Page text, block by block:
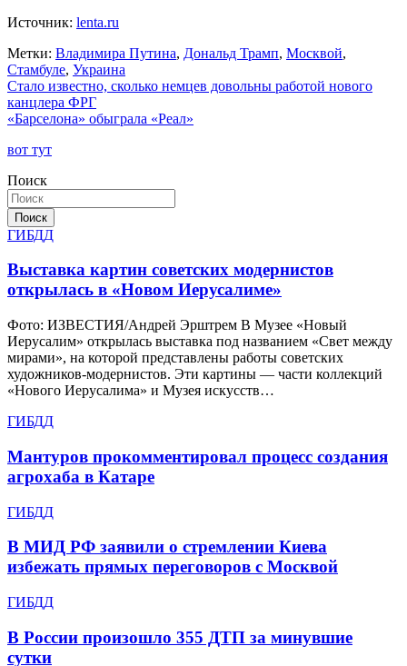
Источник: lenta.ru
Метки: Владимира Путина, Дональд Трамп, Москвой,
Стамбуле, Украина
Навигация
по
Стало известно, сколько немцев довольны работой нового
канцлера ФРГ
«Барселона» обыграла «Реал»
вот тут
Поиск
Поиск
ГИБДД
Выставка картин советских модернистов
открылась в «Новом Иерусалиме»
Фото: ИЗВЕСТИЯ/Андрей Эрштрем В Музее «Новый
Иерусалим» открылась выставка под названием «Свет между
мирами», на которой представлены работы советских
художников-модернистов. Эти картины — части коллекций
«Нового Иерусалима» и Музея искусств…
ГИБДД
Мантуров прокомментировал процесс создания
агрохаба в Катаре
ГИБДД
В МИД РФ заявили о стремлении Киева
избежать прямых переговоров с Москвой
ГИБДД
В России произошло 355 ДТП за минувшие
сутки